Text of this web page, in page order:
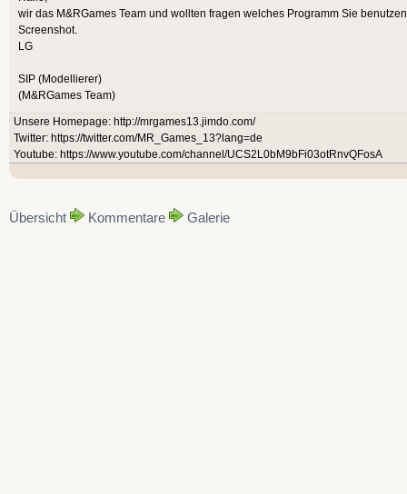
wir das M&RGames Team und wollten fragen welches Programm Sie
Screenshot.
LG
SIP (Modellierer)
(M&RGames Team)
Unsere Homepage: http://mrgames13.jimdo.com/
Twitter: https://twitter.com/MR_Games_13?lang=de
Youtube: https://www.youtube.com/channel/UCS2L0bM9bFi03otRnvQFosA
Übersicht Kommentare Galerie